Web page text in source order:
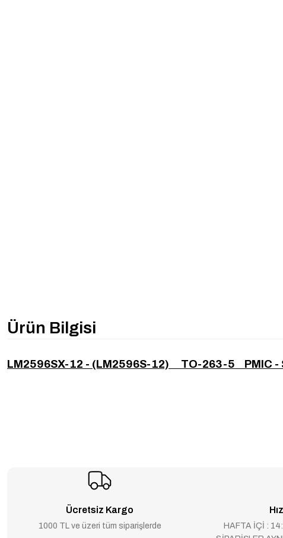
Ürün Bilgisi
LM2596SX-12 - (LM2596S-12) TO-263-5 PMIC -
Ücretsiz Kargo
1000 TL ve üzeri tüm siparişlerde
HAFTA İÇİ :